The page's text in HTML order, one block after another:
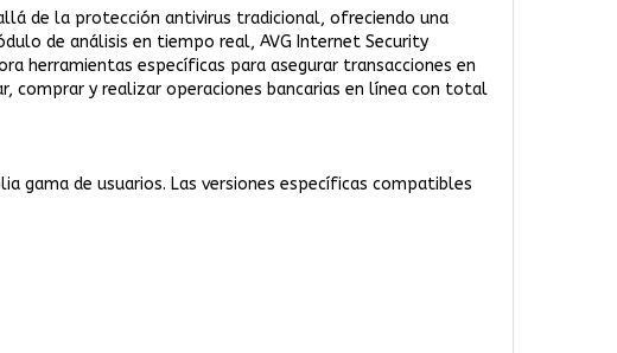
de la protección antivirus tradicional, ofreciendo una
de análisis en tiempo real, AVG Internet Security
herramientas específicas para asegurar transacciones en
comprar y realizar operaciones bancarias en línea con total
gama de usuarios. Las versiones específicas compatibles